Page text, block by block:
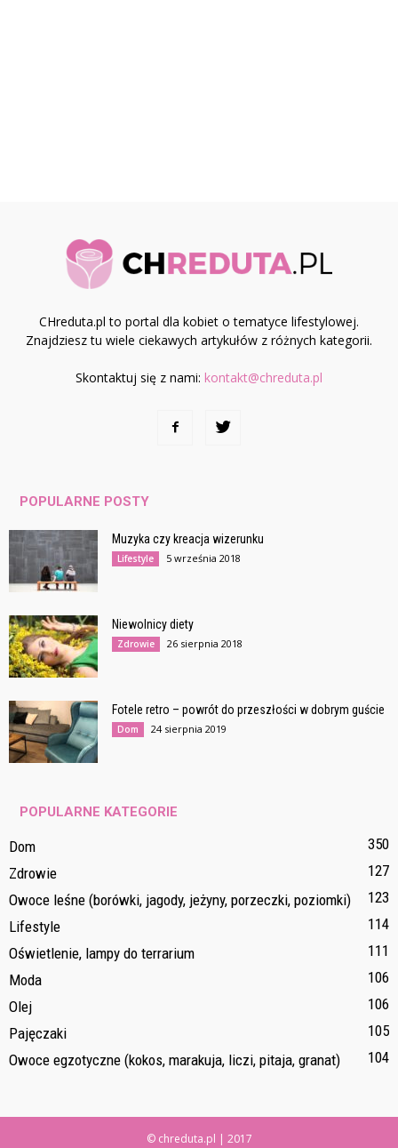
CHreduta.pl to portal dla kobiet o tematyce lifestylowej.
Znajdziesz tu wiele ciekawych artykułów z różnych kategorii.
Skontaktuj się z nami: kontakt@chreduta.pl
POPULARNE POSTY
Muzyka czy kreacja wizerunku
Lifestyle 5 września 2018
Niewolnicy diety
Zdrowie 26 sierpnia 2018
Fotele retro – powrót do przeszłości w dobrym guście
Dom 24 sierpnia 2019
POPULARNE KATEGORIE
Dom
350
Zdrowie
127
Owoce leśne (borówki, jagody, jeżyny, porzeczki, poziomki)
123
Lifestyle
114
Oświetlenie, lampy do terrarium
111
Moda
106
Olej
106
Pajęczaki
105
Owoce egzotyczne (kokos, marakuja, liczi, pitaja, granat)
104
© chreduta.pl | 2017